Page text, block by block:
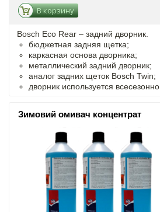
В корзину
Bosch Eco Rear – задний дворник.
бюджетная задняя щетка;
каркасная основа дворника;
металлический задний дворник;
аналог задних щеток Bosch Twin;
дворник используется всесезонно.
Зимовий омивач концентрат